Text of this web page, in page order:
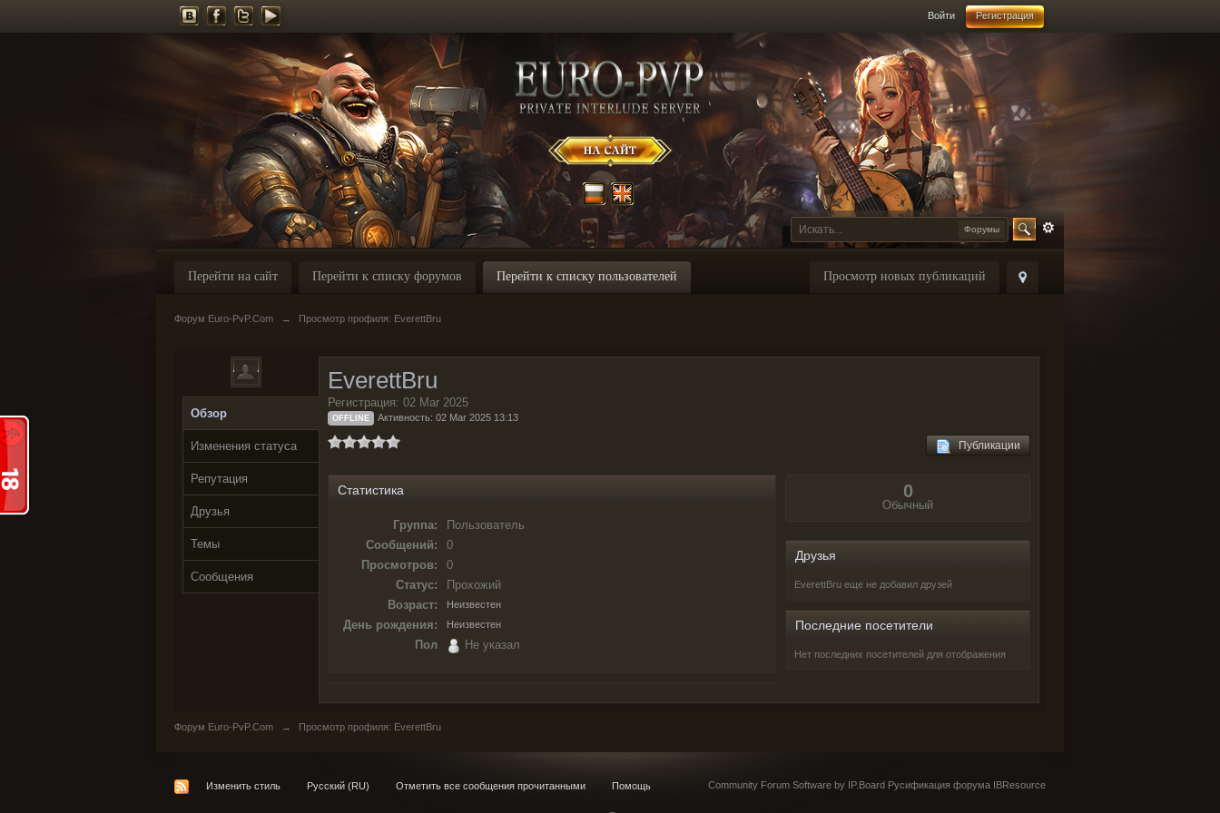
Войти Регистрация
Форумы
Просмотр новых публикаций
Перейти на сайт Перейти к списку форумов Перейти к списку пользователей
Форум Euro-PvP.Com → Просмотр профиля: EverettBru
Обзор
Изменения статуса
Репутация
Друзья
Темы
Сообщения
EverettBru
Регистрация: 02 Mar 2025
OFFLINE Активность: 02 Mar 2025 13:13
Публикации
Статистика
Группа:
Пользователь
Сообщений:
0
Просмотров:
0
Статус:
Прохожий
Возраст:
Неизвестен
День рождения: Неизвестен
Пол Не указал
0
Обычный
Друзья
EverettBru еще не добавил друзей
Последние посетители
Нет последних посетителей для отображения
Форум Euro-PvP.Com → Просмотр профиля: EverettBru
Изменить стиль Русский (RU) Отметить все сообщения прочитанными Помощь Community Forum Software by IP.Board Русификация форума IBResource